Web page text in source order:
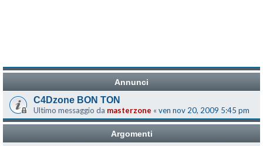
Annunci
C4Dzone BON TON
Ultimo messaggio da masterzone « ven nov 20, 2009 5:45 pm
Argomenti